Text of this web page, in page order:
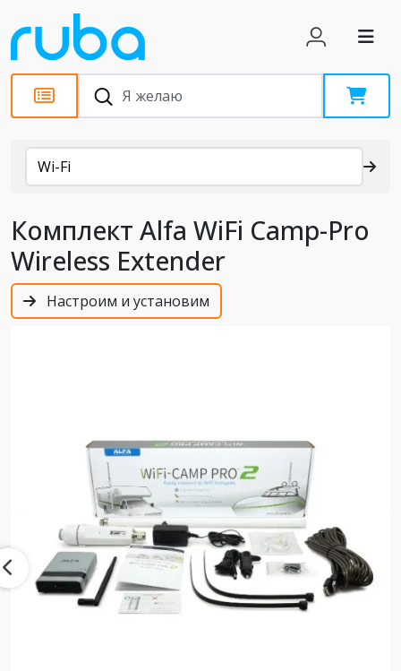
Каталог
Wi-Fi
Комплект Alfa WiFi Camp-Pro
Wireless Extender
Настроим и установим